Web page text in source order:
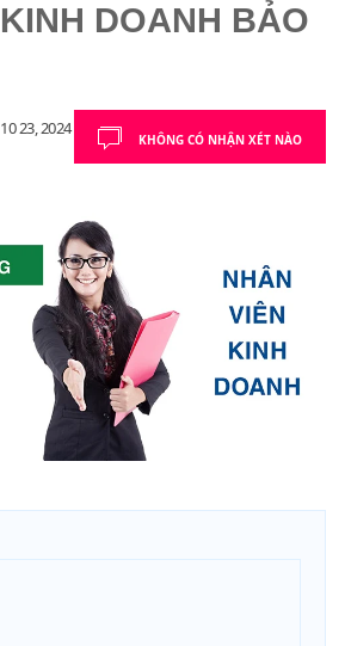
DOANH BẢO
23, 2024
KHÔNG CÓ NHẬN XÉT NÀO